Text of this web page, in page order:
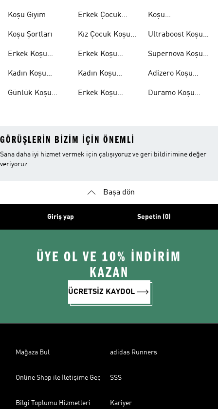
Koşu Giyim
Koşu Şortları
Erkek Koşu
Kadın Koşu
Günlük Koşu
Erkek Çocuk
Kız Çocuk Koşu
Erkek Koşu
Kadın Koşu
Erkek Koşu
Koşu
Ultraboost Koşu
Supernova Koşu
Adizero Koşu
Duramo Koşu
GÖRÜŞLERIN BIZIM IÇIN ÖNEMLI
Sana daha iyi hizmet vermek için çalışıyoruz ve geri bildirimine değer
veriyoruz
Başa dön
Giriş yap Sepetin (0)
ÜYE OL VE 10% İNDİRİM
KAZAN
ÜCRETSİZ KAYDOL
Mağaza Bul adidas Runners
Online Shop ile İletişime Geç SSS
Bilgi Toplumu Hizmetleri Kariyer